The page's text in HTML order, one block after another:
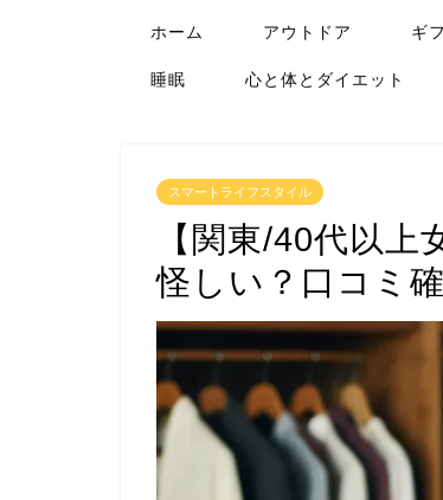
ホーム アウトドア ギ
睡眠 心と体とダイエット
スマートライフスタイル
【関東/40代以
怪しい？口コミ